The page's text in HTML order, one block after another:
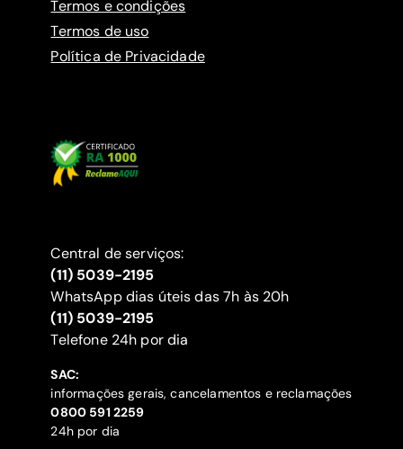
Termos e condições
Termos de uso
Política de Privacidade
Central de serviços:
(11) 5039-2195
WhatsApp dias úteis das 7h às 20h
(11) 5039-2195
‍Telefone 24h por dia
SAC:
informações gerais, cancelamentos e reclamações
‍0800 591 2259
24h por dia